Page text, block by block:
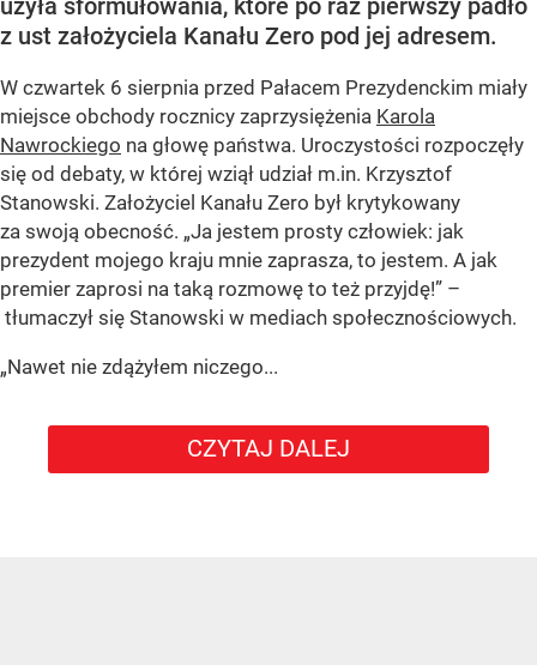
użyła sformułowania, które po raz pierwszy padło
z ust założyciela Kanału Zero pod jej adresem.
W czwartek 6 sierpnia przed Pałacem Prezydenckim miały
miejsce obchody rocznicy zaprzysiężenia Karola
Nawrockiego na głowę państwa. Uroczystości rozpoczęły
się od debaty, w której wziął udział m.in. Krzysztof
Stanowski. Założyciel Kanału Zero był krytykowany
za swoją obecność. „Ja jestem prosty człowiek: jak
prezydent mojego kraju mnie zaprasza, to jestem. A jak
premier zaprosi na taką rozmowę to też przyjdę!” –
tłumaczył się Stanowski w mediach społecznościowych.
„Nawet nie zdążyłem niczego...
CZYTAJ DALEJ